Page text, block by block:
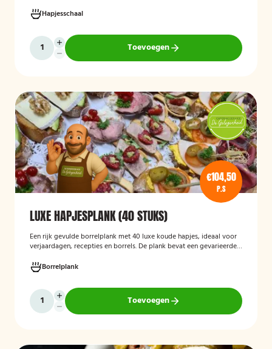
recepties, bedrijfsborrels en andere feestelijke gelegenheden. Met
64 hapjes is deze schaal geschikt om een grotere groep gasten te
voorzien van smakelijke en gevarieerde snacks.
Hapjesschaal
Toevoegen
€104,50
P.S
LUXE HAPJESPLANK (40 STUKS)
Een rijk gevulde borrelplank met 40 luxe koude hapjes, ideaal voor
verjaardagen, recepties en borrels. De plank bevat een gevarieerde
stijlvol worden gepresenteerd, zodat je gasten direct kunnen
genieten.
Borrelplank
Toevoegen